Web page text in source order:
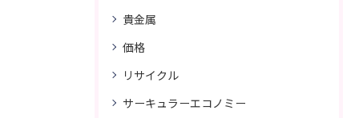
貴金属
価格
リサイクル
サーキュラーエコノミー